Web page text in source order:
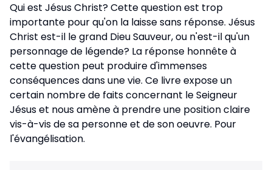
Qui est Jésus Christ? Cette question est trop
importante pour qu'on la laisse sans réponse. Jésus
Christ est-il le grand Dieu Sauveur, ou n'est-il qu'un
personnage de légende? La réponse honnête à
cette question peut produire d'immenses
conséquences dans une vie. Ce livre expose un
certain nombre de faits concernant le Seigneur
Jésus et nous amène à prendre une position claire
vis-à-vis de sa personne et de son oeuvre. Pour
l'évangélisation.